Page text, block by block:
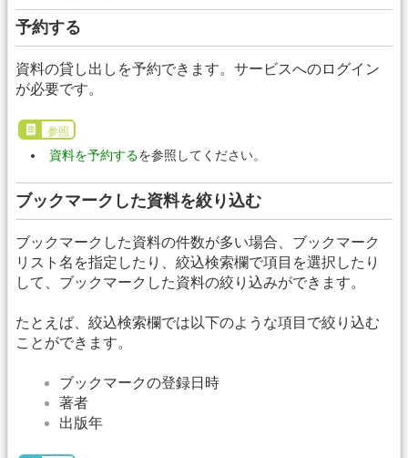
予約する
資料の貸し出しを予約できます。サービスへのログイン
が必要です。
参照
資料を予約するを参照してください。
ブックマークした資料を絞り込む
ブックマークした資料の件数が多い場合、ブックマーク
リスト名を指定したり、絞込検索欄で項目を選択したり
して、ブックマークした資料の絞り込みができます。
たとえば、絞込検索欄では以下のような項目で絞り込む
ことができます。
ブックマークの登録日時
著者
出版年